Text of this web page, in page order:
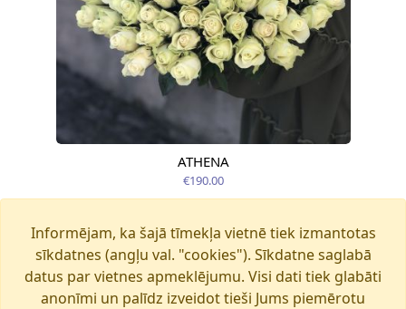
ATHENA
€190.00
Informējam, ka šajā tīmekļa vietnē tiek izmantotas
sīkdatnes (angļu val. "cookies"). Sīkdatne saglabā
datus par vietnes apmeklējumu. Visi dati tiek glabāti
anonīmi un palīdz izveidot tieši Jums piemērotu